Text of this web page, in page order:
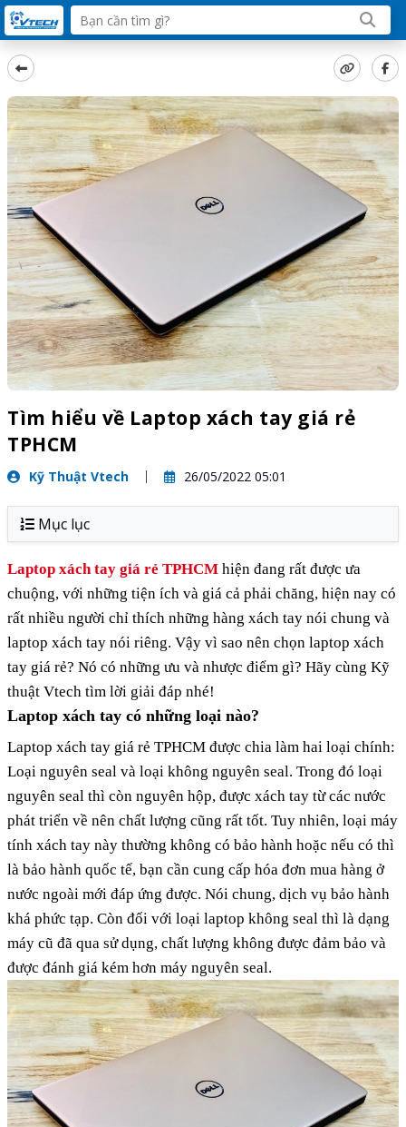
Tìm hiểu về Laptop xách tay giá rẻ
TPHCM
Kỹ Thuật Vtech 26/05/2022 05:01
Mục lục
Laptop xách tay giá rẻ TPHCM hiện đang rất được ưa
chuộng, với những tiện ích và giá cả phải chăng, hiện nay có
rất nhiều người chỉ thích những hàng xách tay nói chung và
laptop xách tay nói riêng. Vậy vì sao nên chọn laptop xách
tay giá rẻ? Nó có những ưu và nhược điểm gì? Hãy cùng Kỹ
thuật Vtech tìm lời giải đáp nhé!
Laptop xách tay có những loại nào?
Laptop xách tay giá rẻ TPHCM được chia làm hai loại chính:
Loại nguyên seal và loại không nguyên seal. Trong đó loại
nguyên seal thì còn nguyên hộp, được xách tay từ các nước
phát triển về nên chất lượng cũng rất tốt. Tuy nhiên, loại máy
tính xách tay này thường không có bảo hành hoặc nếu có thì
là bảo hành quốc tế, bạn cần cung cấp hóa đơn mua hàng ở
nước ngoài mới đáp ứng được. Nói chung, dịch vụ bảo hành
khá phức tạp. Còn đối với loại laptop không seal thì là dạng
máy cũ đã qua sử dụng, chất lượng không được đảm bảo và
được đánh giá kém hơn máy nguyên seal.